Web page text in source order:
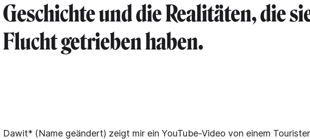
Geschichte und die Realitäten, die
Flucht getrieben haben.
Dawit* (Name geändert) zeigt mir ein YouTube-Video von einem